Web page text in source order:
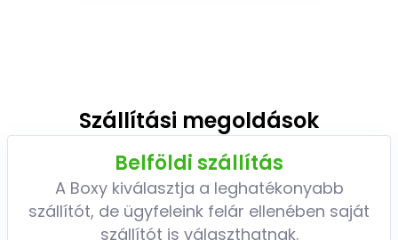
Szállítási megoldások
Belföldi szállítás
A Boxy kiválasztja a leghatékonyabb
szállítót, de ügyfeleink felár ellenében saját
szállítót is választhatnak.